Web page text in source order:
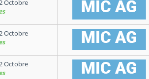
Octobre
Octobre
Octobre